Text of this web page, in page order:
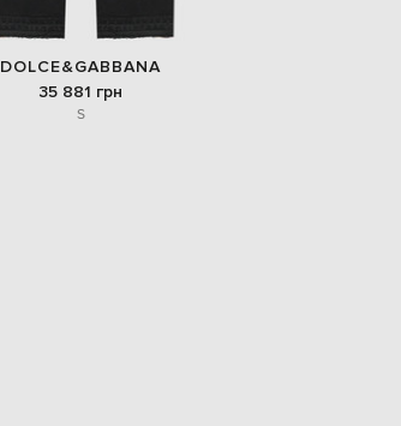
DOLCE&GABBANA
35 881 грн
S